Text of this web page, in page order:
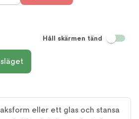
Håll skärmen tänd
eller ett glas och stansa